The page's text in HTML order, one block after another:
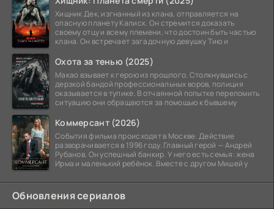
Хищник Дек, изгнанный из клана, отправляется на
опасную планету Калиск. Он стремится доказать
своему отцу и всему племени, что достоин быть частью
клана. Он встречает загадочную девушку Тию и
Охота за тенью (2025)
Макао взывает к герою из прошлого. Столкнувшись с
дерзкой бандой профессиональных воров, полиция
оказывается в тупике. В отчаянной попытке переломить
ситуацию они обращаются за помощью к бывшему
Коммерсант (2026)
События фильма происходят в Москве. Действие
разворачивается в 1996 году. Главный герой — Андрей
Рубанов. Он успешный банкир. У него есть семья: жена
Ирма и маленький ребёнок. Вместе с другом Мишей у
Обновления сериалов